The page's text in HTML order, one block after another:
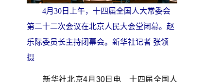
4月30日上午，十四届全国人大常委会
第二十二次会议在北京人民大会堂闭幕。赵
乐际委员长主持闭幕会。新华社记者 张领
摄
新华社北京4月30日电 十四届全国人